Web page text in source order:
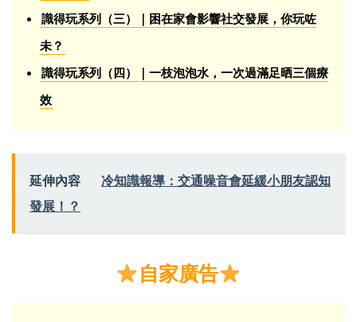
識得玩系列（三）｜困在家會影響社交發展，你玩咗
未？
識得玩系列（四）｜一枝泡泡水，一次過滿足晒三個療
效
延伸內容
冷知識報導：交通噪音會延緩小朋友認知
發展！？
自家廣告